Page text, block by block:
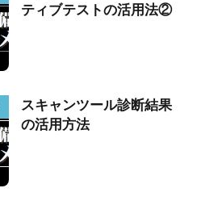
ティブテストの活用法②
スキャンツール診断結果
の活用方法